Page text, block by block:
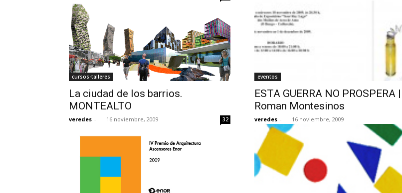
cursos-talleres
La ciudad de los barrios.
MONTEALTO
veredes - 16 noviembre, 2009 32
eventos
ESTA GUERRA NO PROSPERA |
Roman Montesinos
veredes - 16 noviembre, 2009